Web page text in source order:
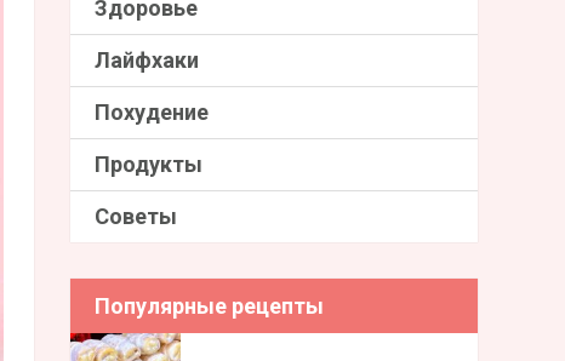
Здоровье
Лайфхаки
Похудение
Продукты
Советы
Популярные рецепты